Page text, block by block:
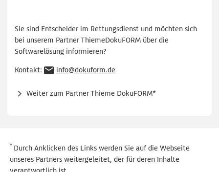
Sie sind Entscheider im Rettungsdienst und möchten sich
bei unserem Partner ThiemeDokuFORM über die
Softwarelösung informieren?
Kontakt: info@dokuform.de
Weiter zum Partner Thieme DokuFORM*
* Durch Anklicken des Links werden Sie auf die Webseite
unseres Partners weitergeleitet, der für deren Inhalte